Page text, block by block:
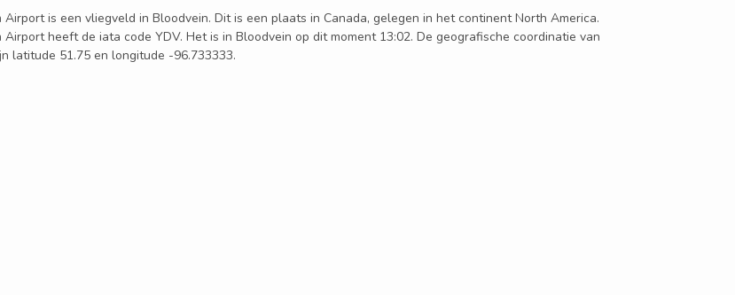
is een vliegveld in Bloodvein. Dit is een plaats in Canada, gelegen in het continent North America.
heeft de iata code YDV. Het is in Bloodvein op dit moment 13:02. De geografische coordinatie van
latitude 51.75 en longitude -96.733333.